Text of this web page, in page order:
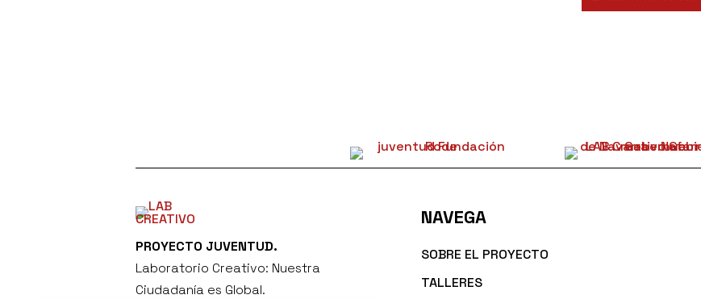
PROYECTO JUVENTUD.
Laboratorio Creativo: Nuestra
Ciudadanía es Global.
NAVEGA
SOBRE EL PROYECTO
TALLERES